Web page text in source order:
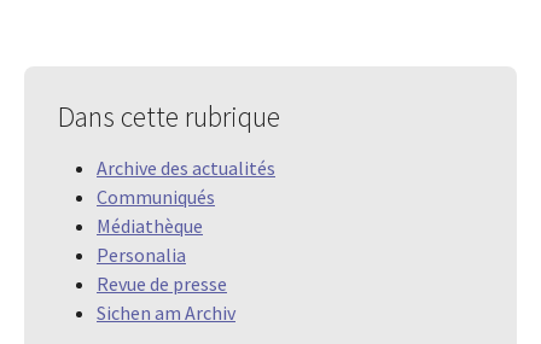
Dans cette rubrique
Archive des actualités
Communiqués
Médiathèque
Personalia
Revue de presse
Sichen am Archiv